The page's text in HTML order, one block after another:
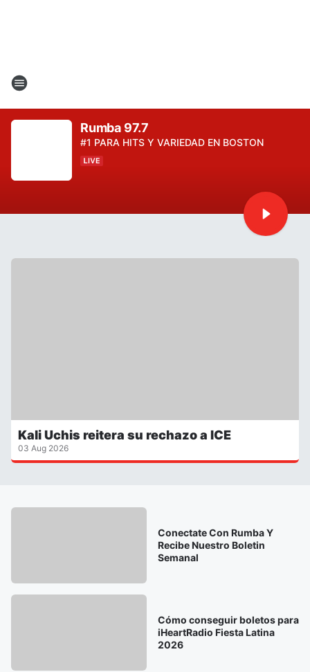
Rumba 97.7
#1 PARA HITS Y VARIEDAD EN BOSTON
Kali Uchis reitera su rechazo a ICE
03 Aug 2026
Conectate Con Rumba Y
Recibe Nuestro Boletin
Semanal
Cómo conseguir boletos para
iHeartRadio Fiesta Latina
2026